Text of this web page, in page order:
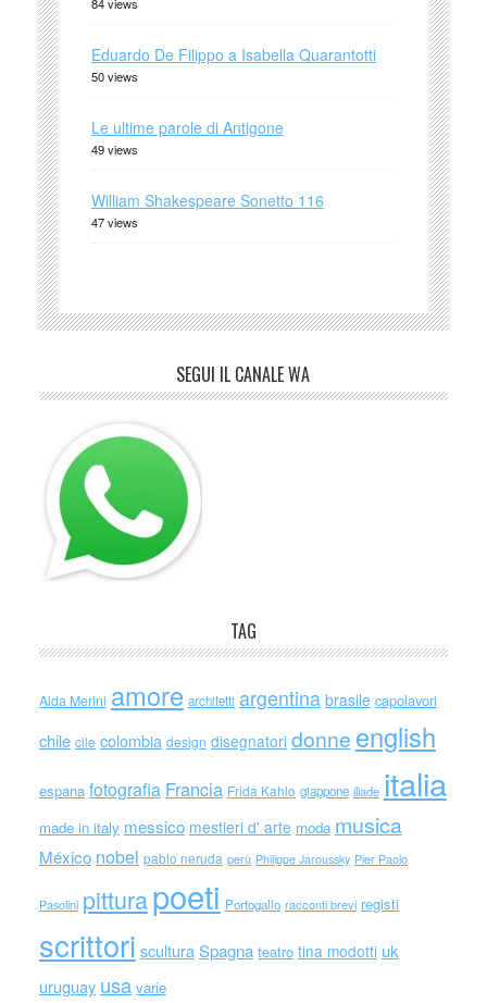
Eduardo De Filippo a Isabella Quarantotti
50 views
Le ultime parole di Antigone
49 views
William Shakespeare Sonetto 116
47 views
SEGUI IL CANALE WA
TAG
Alda Merini amore architetti argentina brasile capolavori
chile cile colombia design disegnatori donne english
espana fotografia Francia Frida Kahlo giappone iliade italia
made in italy messico mestieri d' arte moda musica
México nobel pablo neruda perù Philippe Jaroussky Pier Paolo
Pasolini pitturapoeti Portogallo racconti brevi registi
scrittori scultura Spagna teatro tina modotti uk
uruguay usa varie